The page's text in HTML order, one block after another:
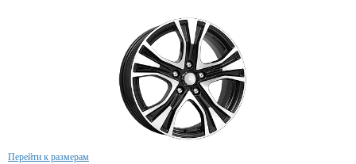
Перейти к размерам